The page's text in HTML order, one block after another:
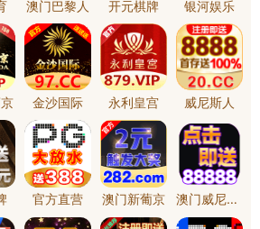
服务内容
应用程序开发
电商配套服务
企业网站建设
品牌视觉设计
关于维博
公司简介
团队展示